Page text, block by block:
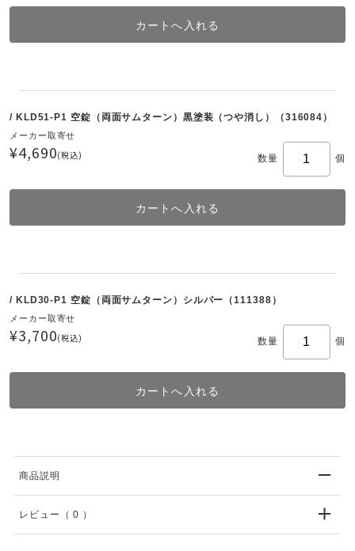
/ KLD51-P1 空錠（両面サムターン）黒塗装（つや消し）（316084）
メーカー取寄せ
¥4,690(税込) 数量 個
/ KLD30-P1 空錠（両面サムターン）シルバー（111388）
メーカー取寄せ
¥3,700(税込) 数量 個
商品説明
レビュー （ 0 ）